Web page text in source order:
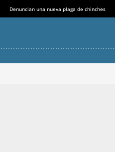
Denuncian una nueva plaga de chinches